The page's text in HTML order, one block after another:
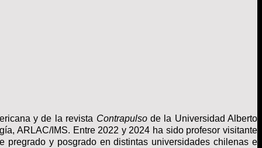
y de la revista Contrapulso de la Universidad Alberto
ARLAC/IMS. Entre 2022 y 2024 ha sido profesor visitante
y posgrado en distintas universidades chilenas e